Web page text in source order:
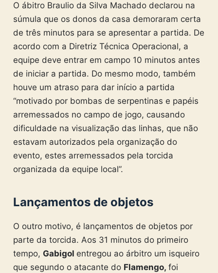
O ábitro Braulio da Silva Machado declarou na
súmula que os donos da casa demoraram certa
de três minutos para se apresentar a partida. De
acordo com a Diretriz Técnica Operacional, a
equipe deve entrar em campo 10 minutos antes
de iniciar a partida. Do mesmo modo, também
houve um atraso para dar início a partida
“motivado por bombas de serpentinas e papéis
arremessados no campo de jogo, causando
dificuldade na visualização das linhas, que não
estavam autorizados pela organização do
evento, estes arremessados pela torcida
organizada da equipe local”.
Lançamentos de objetos
O outro motivo, é lançamentos de objetos por
parte da torcida. Aos 31 minutos do primeiro
tempo, Gabigol entregou ao árbitro um isqueiro
que segundo o atacante do Flamengo, foi